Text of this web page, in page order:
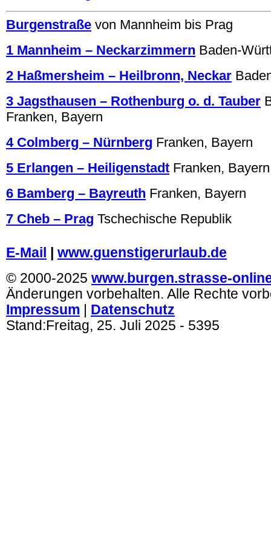
Burgenstraße von Mannheim bis Prag
1 Mannheim – Neckarzimmern Baden-
2 Haßmersheim – Heilbronn, Neckar
3 Jagsthausen – Rothenburg o. d. Tauber
Franken, Bayern
4 Colmberg – Nürnberg Franken, Bayern
5 Erlangen – Heiligenstadt Franken, Bayern
6 Bamberg – Bayreuth Franken, Bayern
7 Cheb – Prag Tschechische Republik
E-Mail
www.guenstigerurlaub.de
© 2000-2025 www.burgen.strasse-
Änderungen vorbehalten. Alle Rechte
Impressum
Datenschutz
Stand:Freitag, 25. Juli 2025 - 5395